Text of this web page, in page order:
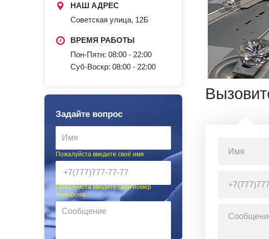
НАШ АДРЕС
Советская улица, 12Б
ВРЕМЯ РАБОТЫ
Пон-Пятн: 08:00 - 22:00
Суб-Воскр: 08:00 - 22:00
Задайте вопрос
Пожалуйста введите своё имя
Пожалуйста введите свой номер
телефона